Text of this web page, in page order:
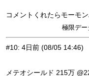
コメントくれたらモーモ
極限デ
#10: 4日前 (08/05 14:46)
メテオシールド 215万